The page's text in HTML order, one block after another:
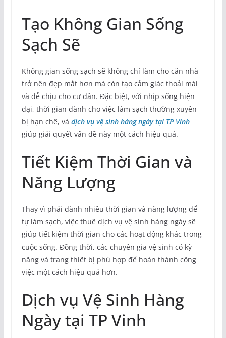
Tạo Không Gian Sống
Sạch Sẽ
Không gian sống sạch sẽ không chỉ làm cho căn nhà
trở nên đẹp mắt hơn mà còn tạo cảm giác thoải mái
và dễ chịu cho cư dân. Đặc biệt, với nhịp sống hiện
đại, thời gian dành cho việc làm sạch thường xuyên
bị hạn chế, và dịch vụ vệ sinh hàng ngày tại TP Vinh
giúp giải quyết vấn đề này một cách hiệu quả.
Tiết Kiệm Thời Gian và
Năng Lượng
Thay vì phải dành nhiều thời gian và năng lượng để
tự làm sạch, việc thuê dịch vụ vệ sinh hàng ngày sẽ
giúp tiết kiệm thời gian cho các hoạt động khác trong
cuộc sống. Đồng thời, các chuyên gia vệ sinh có kỹ
năng và trang thiết bị phù hợp để hoàn thành công
việc một cách hiệu quả hơn.
Dịch vụ Vệ Sinh Hàng
Ngày tại TP Vinh